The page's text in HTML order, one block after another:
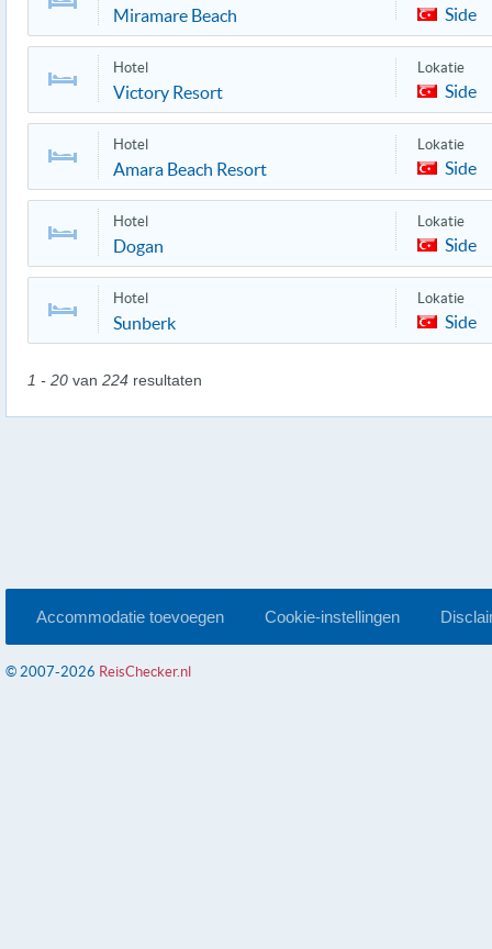
Miramare Beach Side
Hotel
Victory Resort
Lokatie
Side
Hotel
Amara Beach Resort
Lokatie
Side
Hotel
Dogan
Lokatie
Side
Hotel
Sunberk
Lokatie
Side
1 - 20 van 224 resultaten
Accommodatie toevoegen Cookie-instellingen
© 2007-2026 ReisChecker.nl